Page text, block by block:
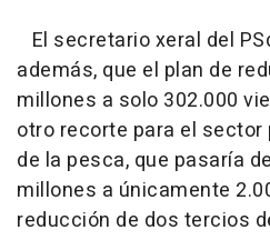
El secretario xeral del
además, que el plan de
millones a solo 302.000
otro recorte para el
de la pesca, que pasaría
millones a únicamente
reducción de dos tercios